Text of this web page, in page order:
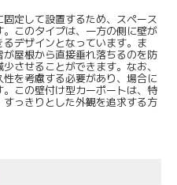
定して設置するため、スペース
このタイプは、一方の側に壁が
デザインとなっています。ま
屋根から直接垂れ落ちるのを防
させることができます。なお、
を考慮する必要があり、場合に
この壁付け型カーポートは、特
っきりとした外観を追求する方